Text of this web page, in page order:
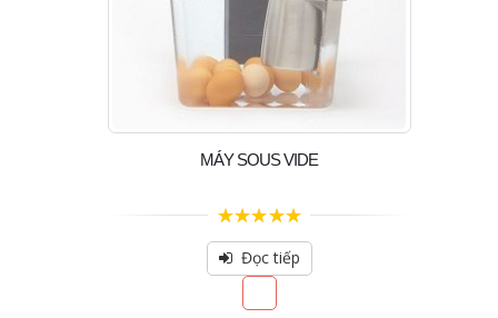
MÁY SOUS VIDE
5.00out of 5
Đọc tiếp